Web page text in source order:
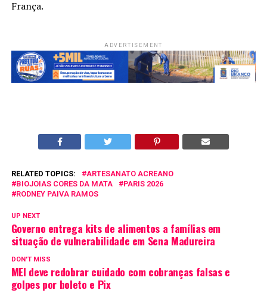
França.
ADVERTISEMENT
RELATED TOPICS:
ARTESANATO ACREANO
BIOJOIAS CORES DA MATA
PARIS 2026
RODNEY PAIVA RAMOS
UP NEXT
Governo entrega kits de alimentos a famílias em
situação de vulnerabilidade em Sena Madureira
DON'T MISS
MEI deve redobrar cuidado com cobranças falsas e
golpes por boleto e Pix